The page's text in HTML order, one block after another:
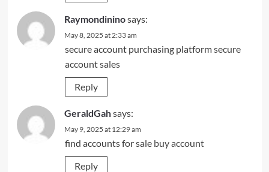
Raymondininosays:
May 8, 2025 at 2:33 am
secure account purchasing platformsecure
account sales
Reply
GeraldGahsays:
May 9, 2025 at 12:29 am
find accounts for sale buy account
Reply